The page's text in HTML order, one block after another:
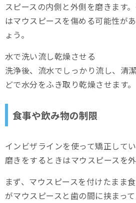
スピースの内側と外側を磨きます
はマウスピースを傷める可能性が
ょう。
水で洗い流し乾燥させる
洗浄後、流水でしっかり流し、清
どで水分をふき取り乾燥させます。
食事や飲み物の制限
インビザラインを使って矯正して
磨きをするときはマウスピースを外
まず、マウスピースを付けたまま
がマウスピースと歯の間に挟まっ